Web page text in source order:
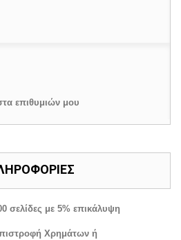
επιθυμιών μου
σελίδες με 5% επικάλυψη
Χρημάτων ή